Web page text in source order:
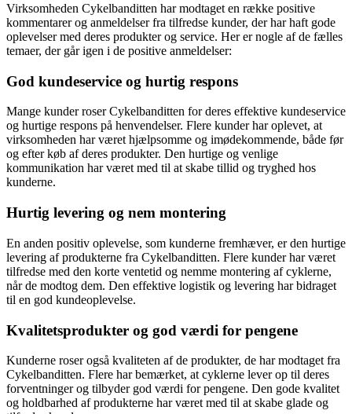
Virksomheden Cykelbanditten har modtaget en række positive
kommentarer og anmeldelser fra tilfredse kunder, der har haft gode
oplevelser med deres produkter og service. Her er nogle af de fælles
temaer, der går igen i de positive anmeldelser:
God kundeservice og hurtig respons
Mange kunder roser Cykelbanditten for deres effektive kundeservice
og hurtige respons på henvendelser. Flere kunder har oplevet, at
virksomheden har været hjælpsomme og imødekommende, både før
og efter køb af deres produkter. Den hurtige og venlige
kommunikation har været med til at skabe tillid og tryghed hos
kunderne.
Hurtig levering og nem montering
En anden positiv oplevelse, som kunderne fremhæver, er den hurtige
levering af produkterne fra Cykelbanditten. Flere kunder har været
tilfredse med den korte ventetid og nemme montering af cyklerne,
når de modtog dem. Den effektive logistik og levering har bidraget
til en god kundeoplevelse.
Kvalitetsprodukter og god værdi for pengene
Kunderne roser også kvaliteten af de produkter, de har modtaget fra
Cykelbanditten. Flere har bemærket, at cyklerne lever op til deres
forventninger og tilbyder god værdi for pengene. Den gode kvalitet
og holdbarhed af produkterne har været med til at skabe glade og